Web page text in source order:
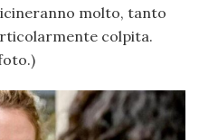
molto, tanto
colpita.